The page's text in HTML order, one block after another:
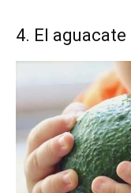
4. El aguacate